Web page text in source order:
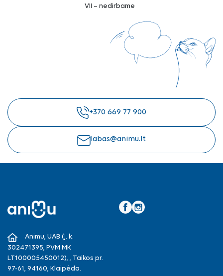
VII – nedirbame
+370 669 77 900
labas@animu.lt
Animu, UAB (Į. k.
302471395, PVM MK
LT100005450012), , Taikos pr.
97-61, 94160, Klaipėda.